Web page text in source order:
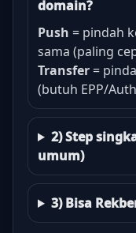
domain?
Push = pindah
sama (paling
Transfer =
(butuh EPP/
2) Step
umum)
3) Bisa